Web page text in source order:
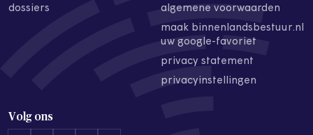
dossiers
algemene voorwaarden
maak binnenlandsbestuur.nl
uw google-favoriet
privacy statement
privacyinstellingen
Volg ons